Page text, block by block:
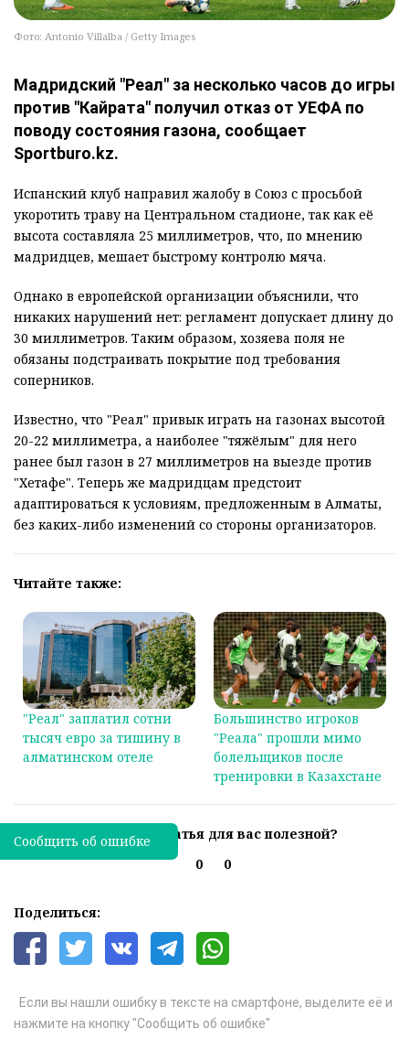
Фото: Antonio Villalba / Getty Images
Мадридский "Реал" за несколько часов до игры
против "Кайрата" получил отказ от УЕФА по
поводу состояния газона, сообщает
Sportburo.kz.
Испанский клуб направил жалобу в Союз с просьбой
укоротить траву на Центральном стадионе, так как её
высота составляла 25 миллиметров, что, по мнению
мадридцев, мешает быстрому контролю мяча.
Однако в европейской организации объяснили, что
никаких нарушений нет: регламент допускает длину до
30 миллиметров. Таким образом, хозяева поля не
обязаны подстраивать покрытие под требования
соперников.
Известно, что "Реал" привык играть на газонах высотой
20-22 миллиметра, а наиболее "тяжёлым" для него
ранее был газон в 27 миллиметров на выезде против
"Хетафе". Теперь же мадридцам предстоит
адаптироваться к условиям, предложенным в Алматы,
без каких-либо изменений со стороны организаторов.
Читайте также:
"Реал" заплатил сотни
тысяч евро за тишину в
алматинском отеле
Большинство игроков
"Реала" прошли мимо
болельщиков после
тренировки в Казахстане
Была ли эта статья для вас полезной?
0
0
Поделиться:
Если вы нашли ошибку в тексте на смартфоне, выделите её и
нажмите на кнопку "Сообщить об ошибке"
Сообщить об ошибке